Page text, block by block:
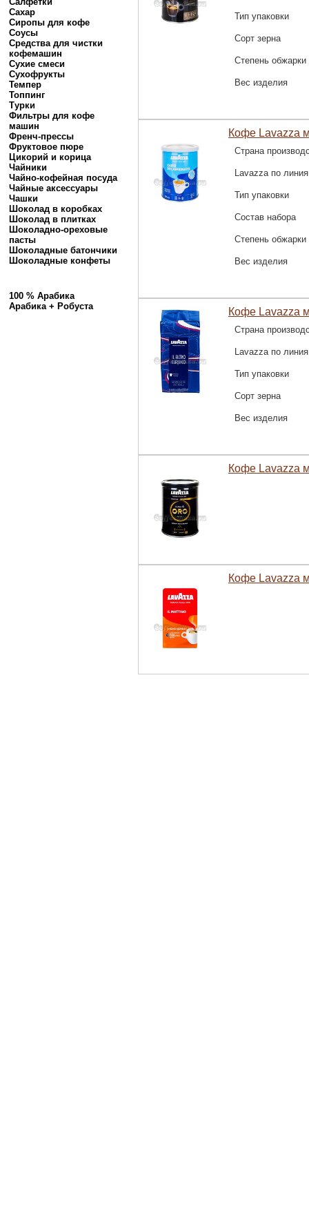
Сахар
Сиропы для кофе
Соусы
Средства для чистки
кофемашин
Сухие смеси
Сухофрукты
Темпер
Топпинг
Турки
Фильтры для кофе
машин
Френч-прессы
Фруктовое пюре
Цикорий и корица
Чайники
Чайно-кофейная посуда
Чайные аксессуары
Чашки
Шоколад в коробках
Шоколад в плитках
Шоколадно-ореховые
пасты
Шоколадные батончики
Шоколадные конфеты
100 % Арабика
Арабика + Робуста
Тип упаковки
Сорт зерна
Степень обжарки
Вес изделия
Кофе Lavazza
Страна
Lavazza по
Тип упаковки
Состав набора
Степень обжарки
Вес изделия
Кофе Lavazza
Страна
Lavazza по
Тип упаковки
Сорт зерна
Вес изделия
Кофе Lavazza
Кофе Lavazza